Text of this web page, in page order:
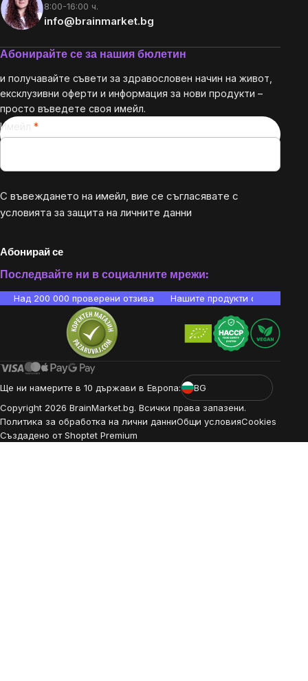
8:00-16:00 ч.
info@brainmarket.bg
Абонирайте се за нашия бюлетин
и получавайте съвети за здравословен начин на живот,
ексклузивни оферти и информация за нови продукти –
просто въведете своя имейл.
Имейл
С въвеждането на имейл, вие се съгласявате с
условията за защита на личните данни
Абонирай се
Последвайте ни в социалните мрежи:
Над 200 000 проверени отзива Нашите продукти са
Ще ни намерите в 10 държави в Европа:
BG
Copyright 2026 BrainMarket.bg. Всички права запазени.
Политика за обработка на лични данниОбщи условияCookies
Създадено от Shoptet Premium